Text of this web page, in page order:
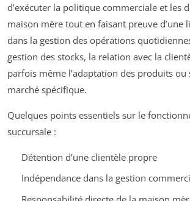
d’exécuter la politique commerciale et les
maison mère tout en faisant preuve d’une
dans la gestion des opérations
gestion des stocks, la relation avec la
parfois même l’adaptation des produits ou
marché spécifique.
Quelques points essentiels sur le
succursale :
Détention d’une clientèle propre
Indépendance dans la gestion